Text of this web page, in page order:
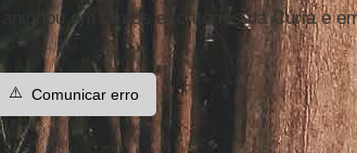
aninhou em tantos escritórios da Cúria e
⚠️ Comunicar erro